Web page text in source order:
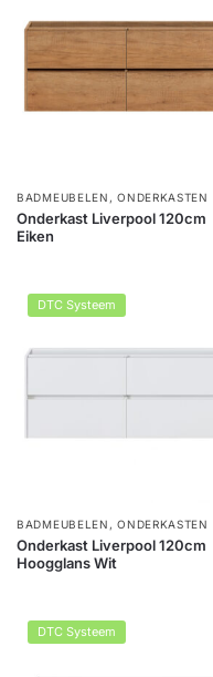
BADMEUBELEN ,ONDERKASTEN
Onderkast Liverpool 120cm
Eiken
DTC Systeem
BADMEUBELEN ,ONDERKASTEN
Onderkast Liverpool 120cm
Hoogglans Wit
DTC Systeem